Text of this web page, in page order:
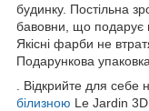
будинку. Постільна
бавовни, що подарує
Якісні фарби не
Подарункова
. Відкрийте для себе
білизною Le Jardin